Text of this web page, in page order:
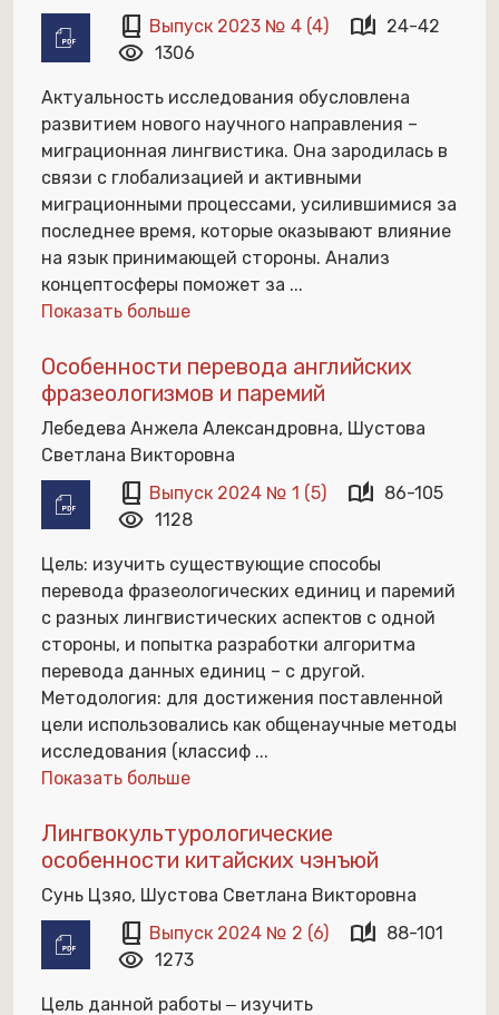
book_2 Выпуск 2023 № 4 (4) auto_stories 24-42
visibility 1306
Актуальность исследования обусловлена
развитием нового научного направления –
миграционная лингвистика. Она зародилась в
связи с глобализацией и активными
миграционными процессами, усилившимися за
последнее время, которые оказывают влияние
на язык принимающей стороны. Анализ
концептосферы поможет за ...
Показать больше
Особенности перевода английских
фразеологизмов и паремий
Лебедева Анжела Александровна, Шустова
Светлана Викторовна
book_2 Выпуск 2024 № 1 (5) auto_stories 86-105
visibility 1128
Цель: изучить существующие способы
перевода фразеологических единиц и паремий
с разных лингвистических аспектов с одной
стороны, и попытка разработки алгоритма
перевода данных единиц – с другой.
Методология: для достижения поставленной
цели использовались как общенаучные методы
исследования (классиф ...
Показать больше
Лингвокультурологические
особенности китайских чэнъюй
Сунь Цзяо, Шустова Светлана Викторовна
book_2 Выпуск 2024 № 2 (6) auto_stories 88-101
visibility 1273
Цель данной работы ‒ изучить